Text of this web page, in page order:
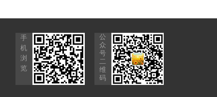
手
机
浏
览
公
众
号
二
维
码